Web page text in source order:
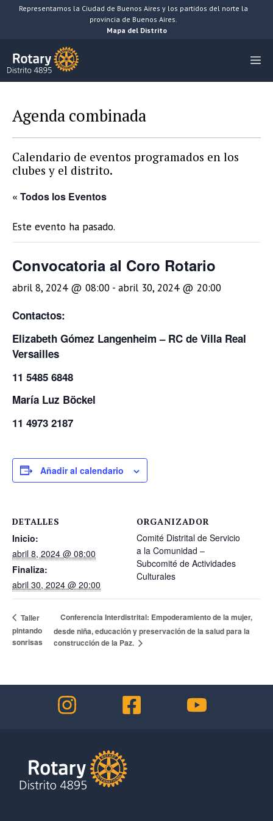
SaltarRepresentamos la Ciudad de Buenos Aires y los partidos del norte la
provincia de Buenos Aires.
Mapa del Distrito
Agenda combinada
Calendario de eventos programados en los
clubes y el distrito.
« Todos los Eventos
Este evento ha pasado.
Convocatoria al Coro Rotario
abril 8, 2024 @ 08:00 - abril 30, 2024 @ 20:00
Contactos:
Elizabeth Gómez Langenheim – RC de Villa Real
Versailles
11 5485 6848
María Luz Böckel
11 4973 2187
Añadir al calendario
DETALLES
Inicio:
abril 8, 2024 @ 08:00
Finaliza:
abril 30, 2024 @ 20:00
ORGANIZADOR
Comité Distrital de Servicio
a la Comunidad –
Subcomité de Actividades
Culturales
Taller
pintando
sonrisas
Conferencia Interdistrital: Empoderamiento de la mujer,
desde niña, educación y preservación de la salud para la
construcción de la Paz.